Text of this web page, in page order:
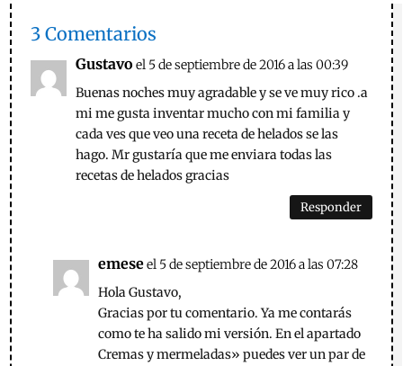
3 Comentarios
Gustavo el 5 de septiembre de 2016 a las 00:39
Buenas noches muy agradable y se ve muy rico .a
mi me gusta inventar mucho con mi familia y
cada ves que veo una receta de helados se las
hago. Mr gustaría que me enviara todas las
recetas de helados gracias
Responder
emeseel 5 de septiembre de 2016 a las 07:28
Hola Gustavo,
Gracias por tu comentario. Ya me contarás
como te ha salido mi versión. En el apartado
Cremas y mermeladas» puedes ver un par de